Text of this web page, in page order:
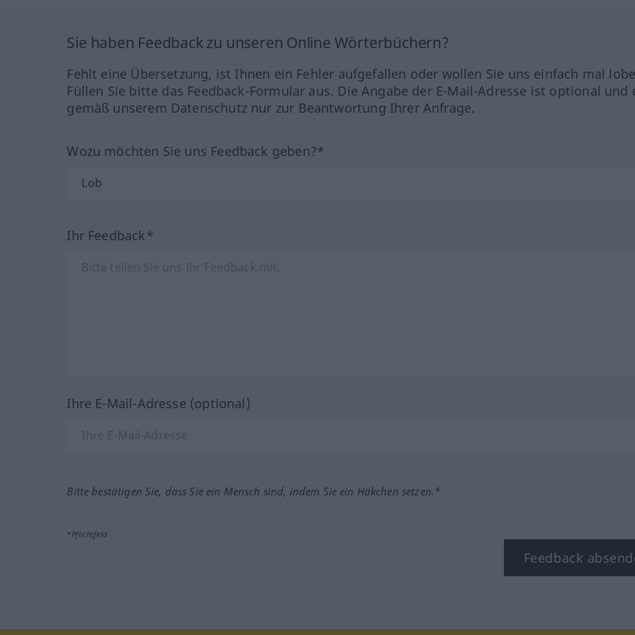
Sie haben Feedback zu unseren Online Wörterbüchern?
Fehlt eine Übersetzung, ist Ihnen ein Fehler aufgefallen oder wollen Sie uns einfach mal
Füllen Sie bitte das Feedback-Formular aus. Die Angabe der E-Mail-Adresse ist optional und
gemäß unserem Datenschutz nur zur Beantwortung Ihrer Anfrage.
Wozu möchten Sie uns Feedback geben?*
Ihr Feedback*
Ihre E-Mail-Adresse (optional)
Bitte bestätigen Sie, dass Sie ein Mensch sind, indem Sie ein Häkchen setzen.*
*Pflichtfeld
Feedback